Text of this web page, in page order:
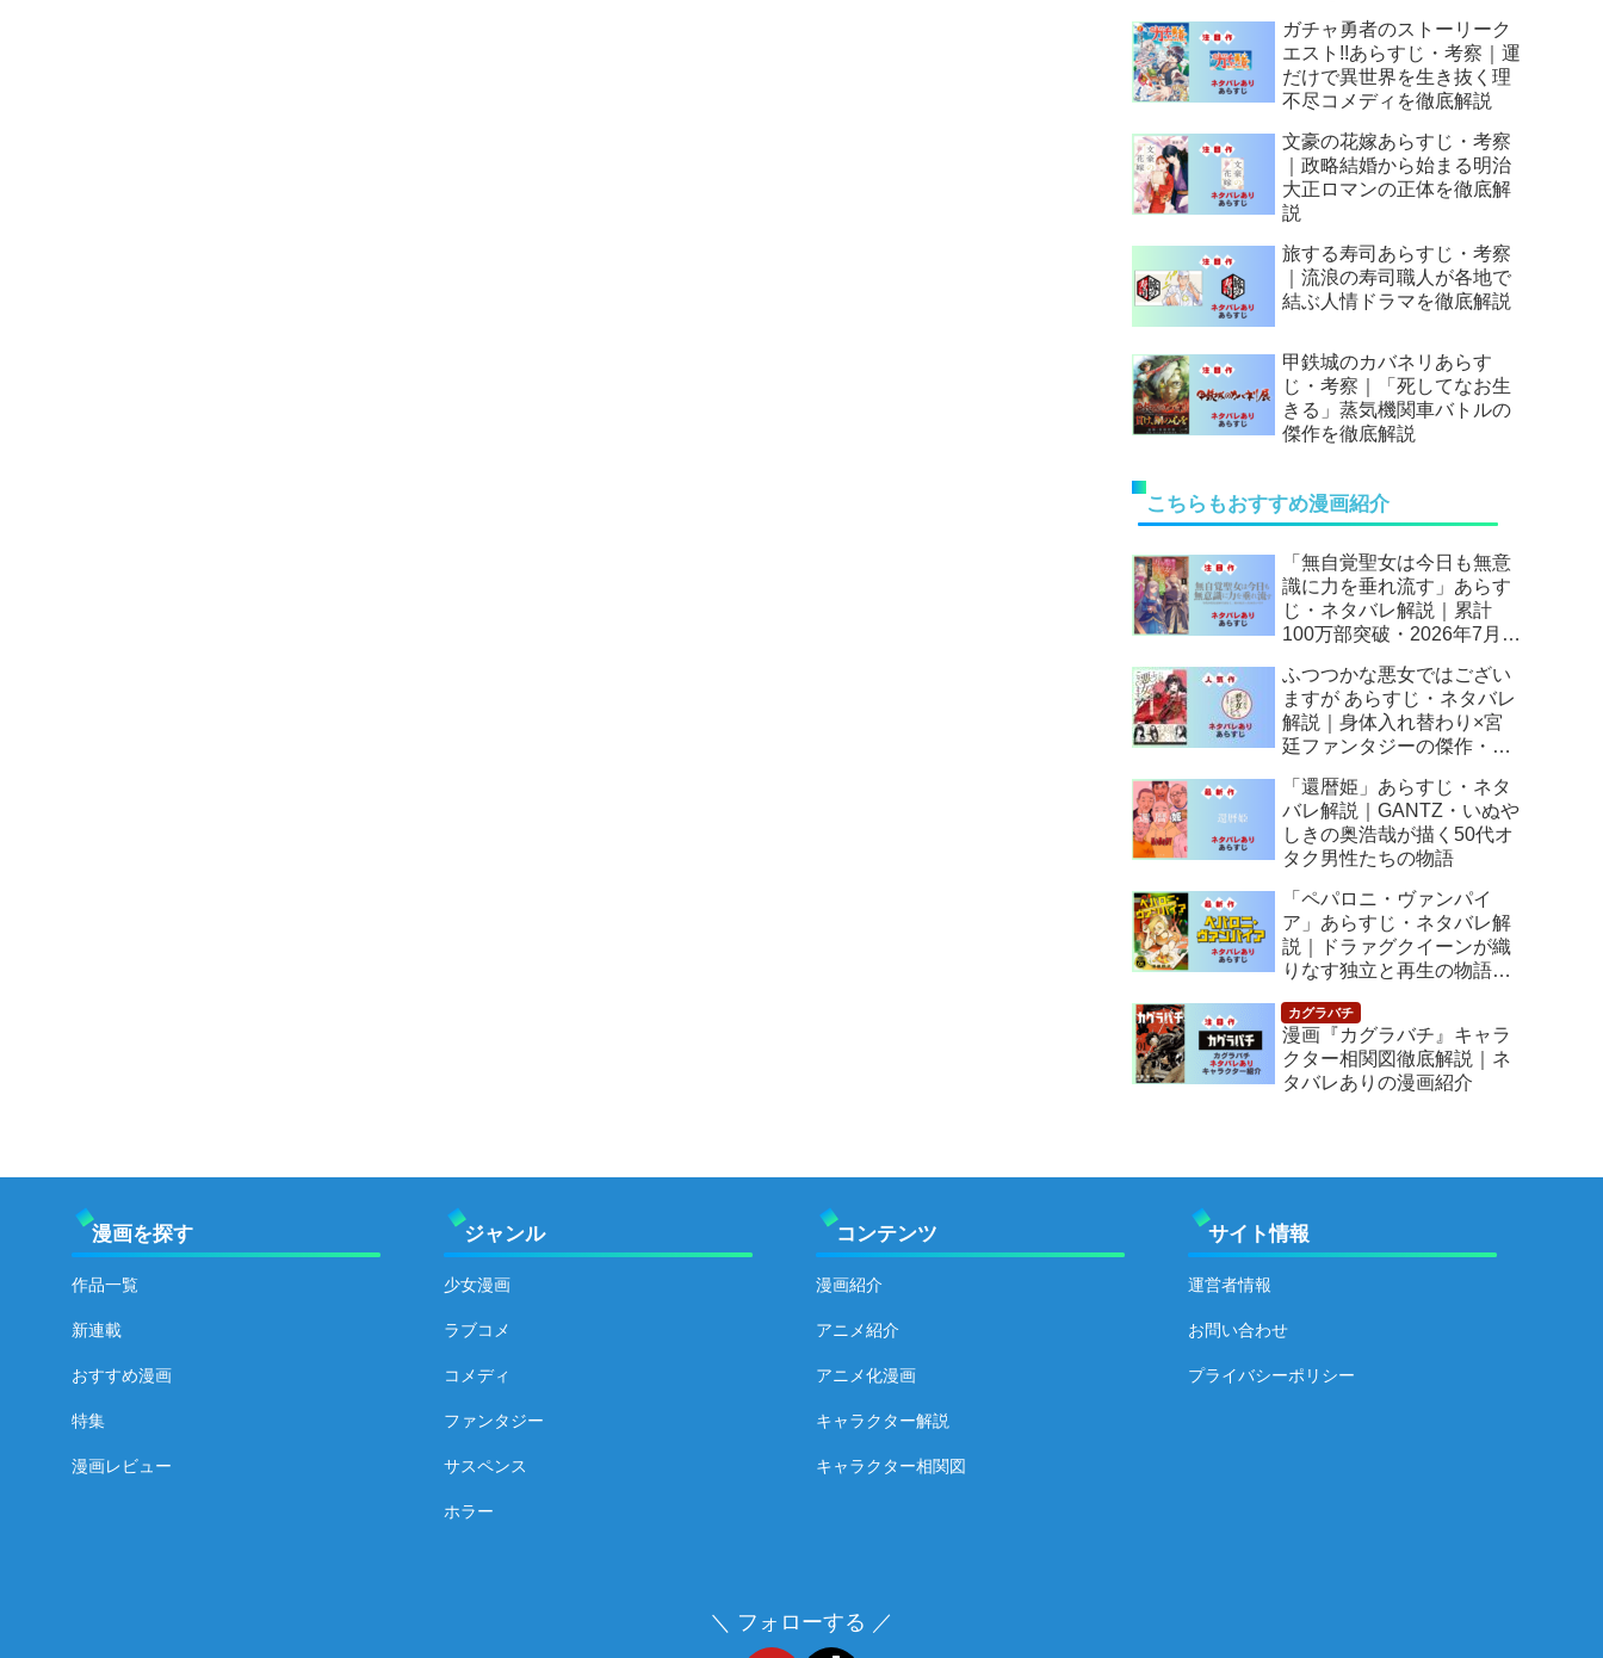
ガチャ勇者のストーリーク
エスト!!あらすじ・考察｜運
だけで異世界を生き抜く理
不尽コメディを徹底解説
文豪の花嫁あらすじ・考察
｜政略結婚から始まる明治
大正ロマンの正体を徹底解
説
旅する寿司あらすじ・考察
｜流浪の寿司職人が各地で
結ぶ人情ドラマを徹底解説
甲鉄城のカバネリあらす
じ・考察｜「死してなお生
きる」蒸気機関車バトルの
傑作を徹底解説
こちらもおすすめ漫画紹介
「無自覚聖女は今日も無意
識に力を垂れ流す」あらす
じ・ネタバレ解説｜累計
100万部突破・2026年7月ア
逆転人生
ふつつかな悪女ではござい
ますが あらすじ・ネタバレ
解説｜身体入れ替わり×宮
廷ファンタジーの傑作・
「還暦姫」あらすじ・ネタ
バレ解説｜GANTZ・いぬや
しきの奥浩哉が描く50代オ
タク男性たちの物語
「ペパロニ・ヴァンパイ
ア」あらすじ・ネタバレ解
説｜ドラァグクイーンが織
りなす独立と再生の物語
漫画『カグラバチ』キャラ
クター相関図徹底解説｜ネ
タバレありの漫画紹介
漫画を探す
作品一覧
新連載
おすすめ漫画
特集
漫画レビュー
ジャンル
少女漫画
ラブコメ
コメディ
ファンタジー
サスペンス
ホラー
コンテンツ
漫画紹介
アニメ紹介
アニメ化漫画
キャラクター解説
キャラクター相関図
サイト情報
運営者情報
お問い合わせ
プライバシーポリシー
＼ フォローする ／